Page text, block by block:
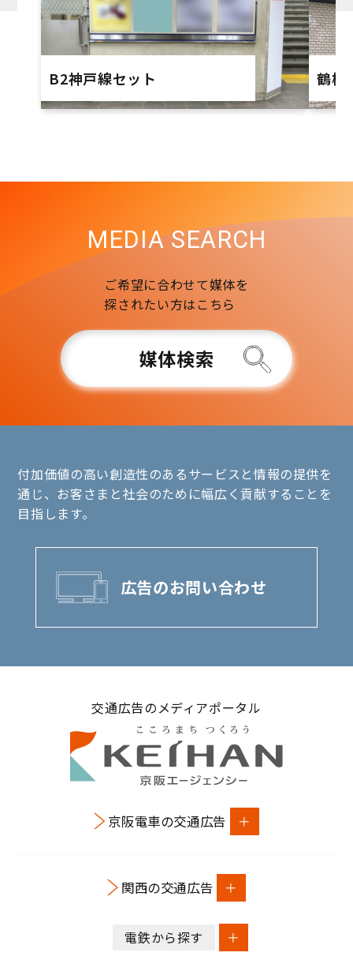
B2神戸線セット 鶴橋
MEDIA SEARCH
ご希望に合わせて媒体を
探されたい方はこちら
媒体検索
付加価値の高い創造性のあるサービスと情報の提供を
通じ、お客さまと社会のために幅広く貢献することを
目指します。
広告のお問い合わせ
交通広告のメディアポータル
京阪電車の交通広告
関西の交通広告
電鉄から探す